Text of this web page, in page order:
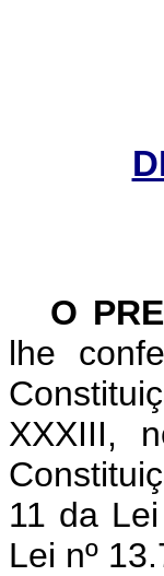
O
lhe
XXXIII,
11 da
Lei nº